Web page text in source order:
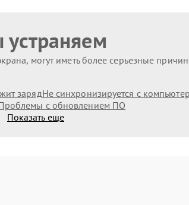
могут иметь более серьезные
зарядНе синхронизируется с
с обновлением ПО
Показать еще